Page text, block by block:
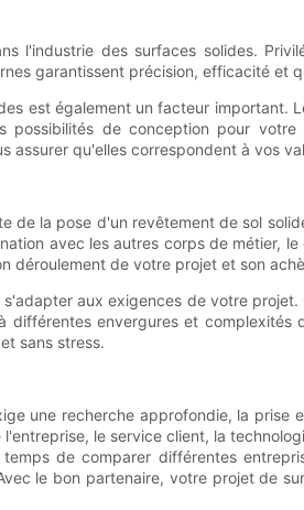
l'industrie des surfaces solides.
garantissent précision, efficacité et
est également un facteur important.
de conception pour
qu'elles correspondent à vos
la pose d'un revêtement de sol
avec les autres corps de métier,
de votre projet et son
aux exigences de votre
envergures et complexités
sans stress.
une recherche approfondie, la
le service client, la
de comparer différentes
le bon partenaire, votre projet de